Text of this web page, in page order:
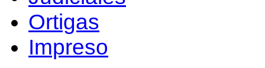
Ortigas
Impreso